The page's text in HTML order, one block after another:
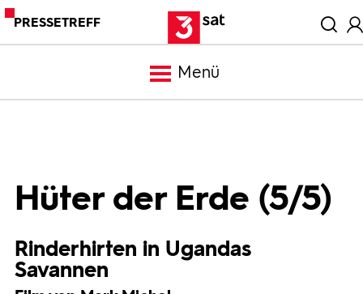
PRESSETREFF
Menü
Trailer
Hüter der Erde (5/5)
Rinderhirten in Ugandas
Savannen